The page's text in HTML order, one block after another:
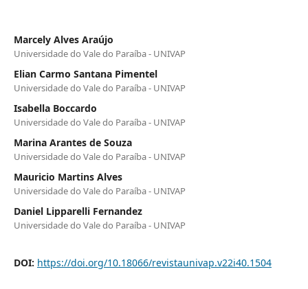
Marcely Alves Araújo
Universidade do Vale do Paraíba - UNIVAP
Elian Carmo Santana Pimentel
Universidade do Vale do Paraíba - UNIVAP
Isabella Boccardo
Universidade do Vale do Paraíba - UNIVAP
Marina Arantes de Souza
Universidade do Vale do Paraíba - UNIVAP
Mauricio Martins Alves
Universidade do Vale do Paraíba - UNIVAP
Daniel Lipparelli Fernandez
Universidade do Vale do Paraíba - UNIVAP
DOI: https://doi.org/10.18066/revistaunivap.v22i40.1504